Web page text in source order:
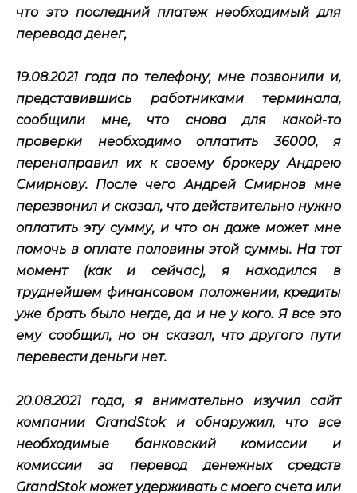
что это последний платеж необходимый для
перевода денег,
19.08.2021 года по телефону, мне позвонили и,
представившись работниками терминала,
сообщили мне, что снова для какой-то
проверки необходимо оплатить 36000, я
перенаправил их к своему брокеру Андрею
Смирнову. После чего Андрей Смирнов мне
перезвонил и сказал, что действительно нужно
оплатить эту сумму, и что он даже может мне
помочь в оплате половины этой суммы. На тот
момент (как и сейчас), я находился в
труднейшем финансовом положении, кредиты
уже брать было негде, да и не у кого. Я все это
ему сообщил, но он сказал, что другого пути
перевести деньги нет.
20.08.2021 года, я внимательно изучил сайт
компании GrandStok и обнаружил, что все
необходимые банковский комиссии и
комиссии за перевод денежных средств
GrandStok может удерживать с моего счета или